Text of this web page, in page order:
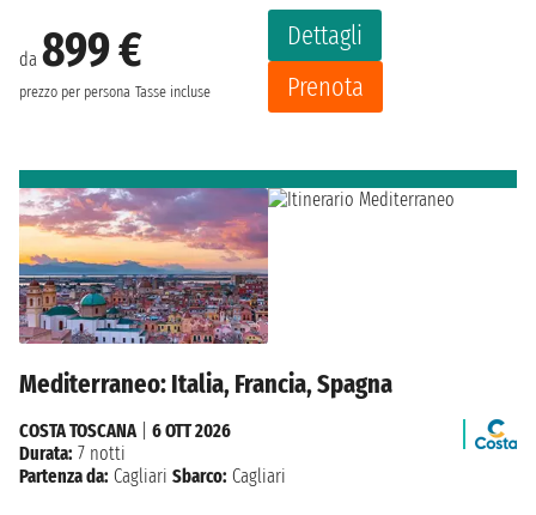
da 899 €
prezzo per persona Tasse incluse
Dettagli
Prenota
Mediterraneo: Italia, Francia, Spagna
COSTA TOSCANA
6 OTT 2026
Durata: 7 notti
Partenza da: Cagliari Sbarco: Cagliari